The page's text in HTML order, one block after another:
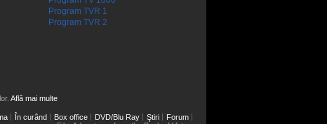
Program TVR 1
Program TVR 2
Află mai multe
În curând Box office DVD/Blu Ray Ştiri
Forum